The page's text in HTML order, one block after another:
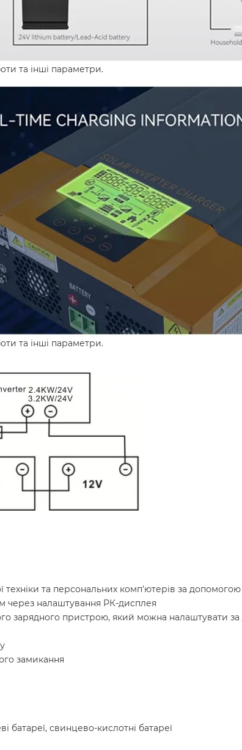
та інші параметри.
та інші параметри.
техніки та персональних комп'ютерів за
через налаштування РК-дисплея
зарядного пристрою, який можна налаштувати
замикання
батареї, свинцево-кислотні батареї